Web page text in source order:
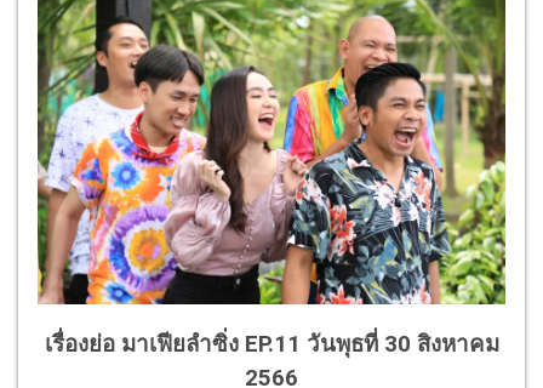
เรื่องย่อ มาเฟียลำซิ่ง EP.11 วันพุธที่ 30 สิงหาคม
2566